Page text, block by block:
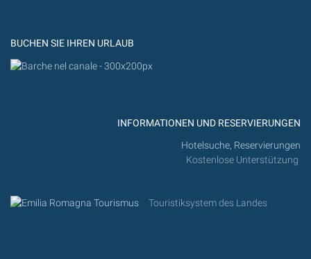
BUCHEN SIE IHREN URLAUB
INFORMATIONEN UND RESERVIERUNGEN
Hotelsuche, Reservierungen
Kostenlose Unterstützung
Touristiksystem des Landes